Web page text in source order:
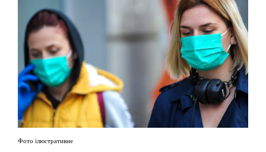
Фото ілюстративне